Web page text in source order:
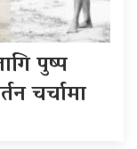
पुष्प
चर्चामा